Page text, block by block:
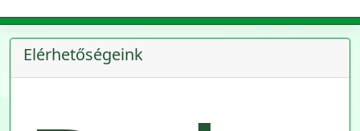
Elérhetőségeink